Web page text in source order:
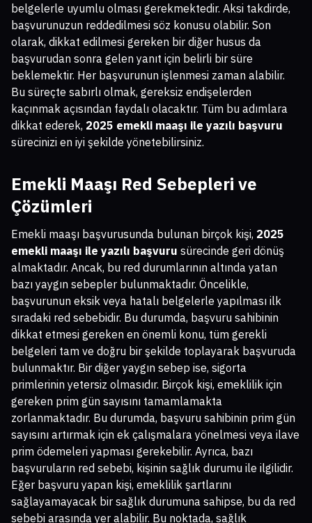
belgelerle uyumlu olması gerekmektedir. Aksi takdirde,
başvurunuzun reddedilmesi söz konusu olabilir. Son
olarak, dikkat edilmesi gereken bir diğer husus da
başvurudan sonra gelen yanıt için belirli bir süre
beklemektir. Her başvurunun işlenmesi zaman alabilir.
Bu süreçte sabırlı olmak, gereksiz endişelerden
kaçınmak açısından faydalı olacaktır. Tüm bu adımlara
dikkat ederek, 2025 emekli maaşı ile yazılı başvuru
sürecinizi en iyi şekilde yönetebilirsiniz.
Emekli Maaşı Red Sebepleri ve
Çözümleri
Emekli maaşı başvurusunda bulunan birçok kişi, 2025
emekli maaşı ile yazılı başvuru sürecinde geri dönüş
almaktadır. Ancak, bu red durumlarının altında yatan
bazı yaygın sebepler bulunmaktadır. Öncelikle,
başvurunun eksik veya hatalı belgelerle yapılması ilk
sıradaki red sebebidir. Bu durumda, başvuru sahibinin
dikkat etmesi gereken en önemli konu, tüm gerekli
belgeleri tam ve doğru bir şekilde toplayarak başvuruda
bulunmaktır. Bir diğer yaygın sebep ise, sigorta
primlerinin yetersiz olmasıdır. Birçok kişi, emeklilik için
gereken prim gün sayısını tamamlamakta
zorlanmaktadır. Bu durumda, başvuru sahibinin prim gün
sayısını artırmak için ek çalışmalara yönelmesi veya ilave
prim ödemeleri yapması gerekebilir. Ayrıca, bazı
başvuruların red sebebi, kişinin sağlık durumu ile ilgilidir.
Eğer başvuru yapan kişi, emeklilik şartlarını
sağlayamayacak bir sağlık durumuna sahipse, bu da red
sebebi arasında yer alabilir. Bu noktada, sağlık